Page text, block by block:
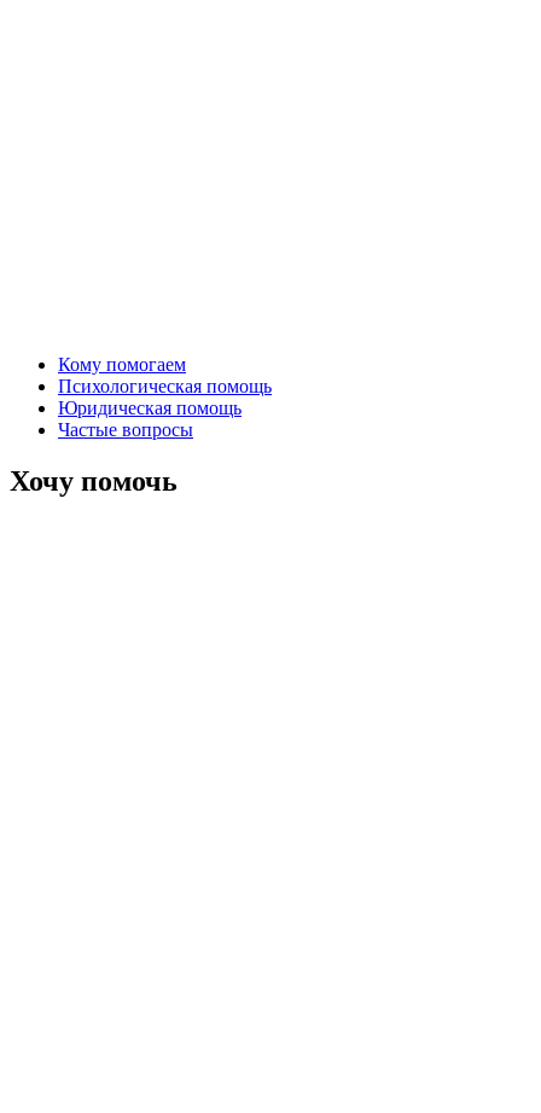
Кому помогаем
Психологическая помощь
Юридическая помощь
Частые вопросы
Хочу помочь